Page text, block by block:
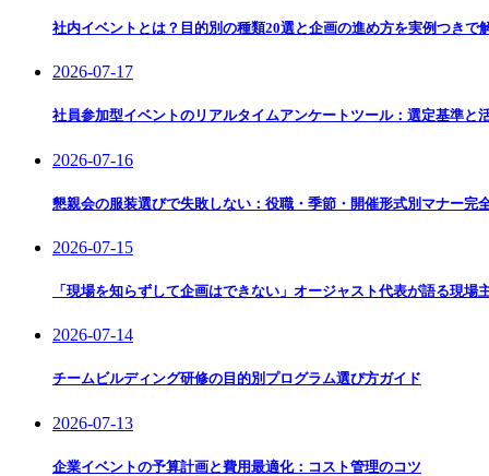
社内イベントとは？目的別の種類20選と企画の進め方を実例つきで
2026-07-17
社員参加型イベントのリアルタイムアンケートツール：選定基準と
2026-07-16
懇親会の服装選びで失敗しない：役職・季節・開催形式別マナー完
2026-07-15
「現場を知らずして企画はできない」オージャスト代表が語る現場
2026-07-14
チームビルディング研修の目的別プログラム選び方ガイド
2026-07-13
企業イベントの予算計画と費用最適化：コスト管理のコツ